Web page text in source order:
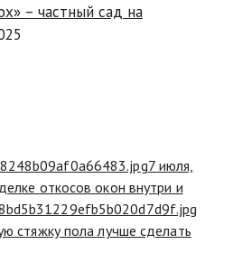
– частный сад на
7 июля,
откосов окон внутри и
стяжку пола лучше сделать